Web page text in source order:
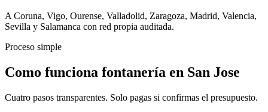
A Coruna, Vigo, Ourense, Valladolid, Zaragoza, Madrid, Valencia,
Sevilla y Salamanca con red propia auditada.
Proceso simple
Como funciona fontanería en San Jose
Cuatro pasos transparentes. Solo pagas si confirmas el presupuesto.